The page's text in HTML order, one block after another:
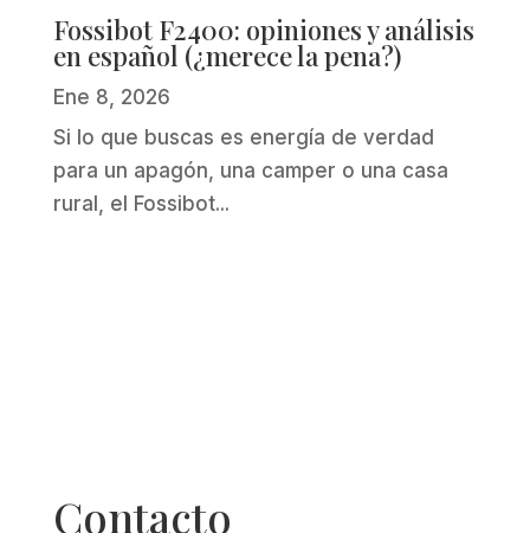
Fossibot F2400: opiniones y análisis
en español (¿merece la pena?)
Ene 8, 2026
Si lo que buscas es energía de verdad
para un apagón, una camper o una casa
rural, el Fossibot...
Contacto